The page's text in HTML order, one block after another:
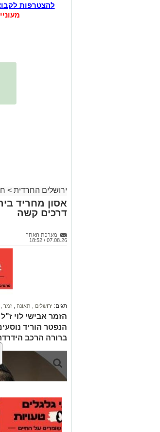
להצטרפות
ירושלים החרדית >
אסון מחריד
דרכים קשה
מערכת האתר
07.08.26 / 18:52
תגים: ירושלים תאונה זמר
הזמר אבישי לוי
הנפטר הוריד
ברורה הרכב